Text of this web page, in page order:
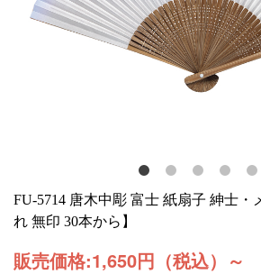
FU-5714 唐木中彫 富士 紙扇子 紳士・
れ 無印 30本から】
販売価格:1,650円（税込） ～